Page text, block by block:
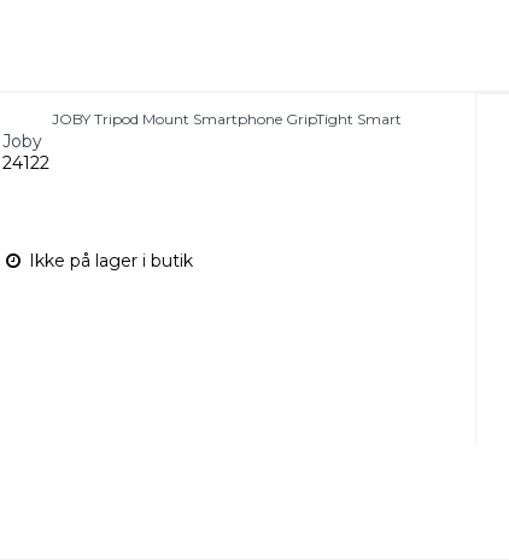
JOBY Tripod Mount Smartphone GripTight Smart
Joby
24122
Ikke på lager i butik